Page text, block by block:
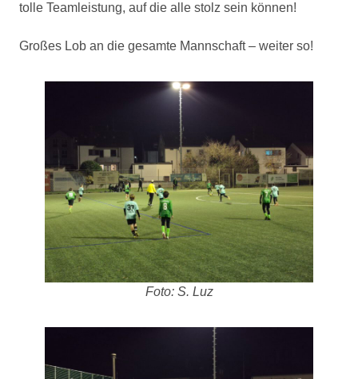
tolle Teamleistung, auf die alle stolz sein können!
Großes Lob an die gesamte Mannschaft – weiter so!
Foto: S. Luz